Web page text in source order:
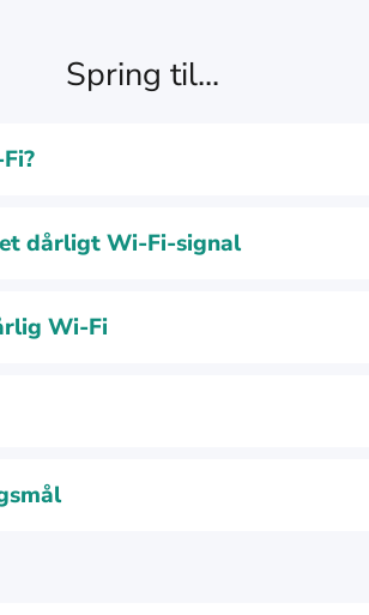
Spring til...
dårligt Wi-Fi-signal
Wi-Fi